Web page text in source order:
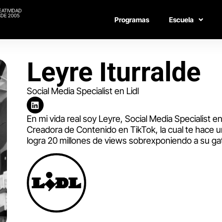
2005
Programas Escuela
Leyre Iturralde
Social Media Specialist en Lidl
En mi vida real soy Leyre, Social Media Specialist
Creadora de Contenido en TikTok, la cual te hace
logra 20 millones de views sobrexponiendo a su